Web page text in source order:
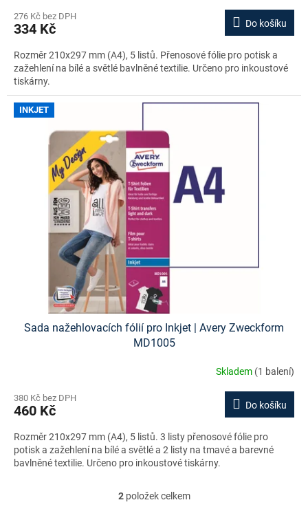
276 Kč bez DPH
334 Kč Do košíku
Rozměr 210x297 mm (A4), 5 listů. Přenosové fólie pro potisk a
zažehlení na bílé a světlé bavlněné textilie. Určeno pro inkoustové
tiskárny.
INKJET
Sada nažehlovacích fólií pro Inkjet | Avery Zweckform
MD1005
Skladem (1 balení)
380 Kč bez DPH
460 Kč Do košíku
Rozměr 210x297 mm (A4), 5 listů. 3 listy přenosové fólie pro
potisk a zažehlení na bílé a světlé a 2 listy na tmavé a barevné
bavlněné textilie. Určeno pro inkoustové tiskárny.
O
2položek celkem